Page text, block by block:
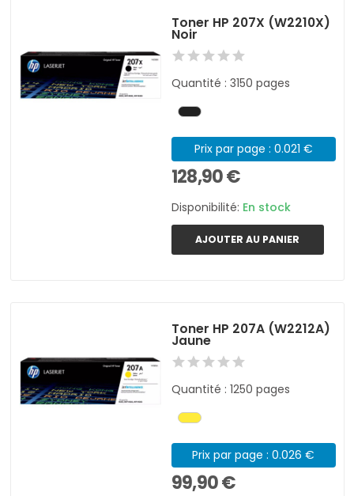
Toner HP 207X (W2210X)
Noir
Quantité : 3150 pages
Prix par page : 0.021 €
128,90 €
Disponibilité: En stock
AJOUTER AU PANIER
Toner HP 207A (W2212A)
Jaune
Quantité : 1250 pages
Prix par page : 0.026 €
99,90 €